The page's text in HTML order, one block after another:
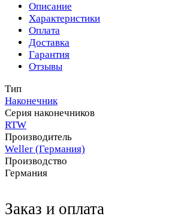
Описание
Характеристики
Оплата
Доставка
Гарантия
Отзывы
Тип
Наконечник
Серия наконечников
RTW
Производитель
Weller (Германия)
Производство
Германия
Заказ и оплата